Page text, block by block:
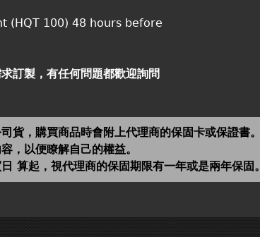
(HQT 100) 48 hours before
訂製，有任何問題都歡迎詢問
貨，購買商品時會附上代理商的保固卡或保證書。
，以便瞭解自己的權益。
算起，視代理商的保固期限有一年或是兩年保固。